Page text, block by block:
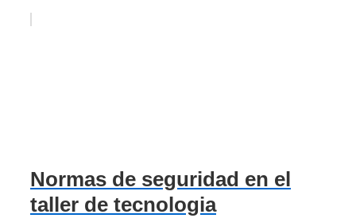
Normas de seguridad en el
taller de tecnologia